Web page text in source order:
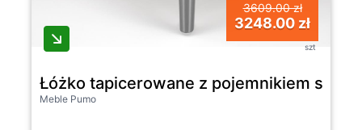
3609.00 zł
3248.00 zł
szt
Łóżko tapicerowane z pojemnikiem
Meble Pumo